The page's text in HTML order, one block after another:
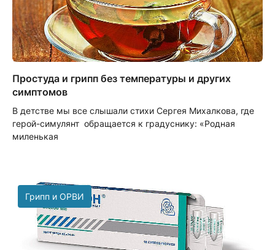
Простуда и грипп без температуры и других
симптомов
В детстве мы все слышали стихи Сергея Михалкова, где
герой-симулянт обращается к градуснику: «Родная
миленькая
Грипп и ОРВИ